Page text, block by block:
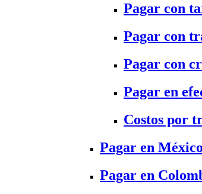
Pagar con
Pagar con
Pagar con
Pagar en
Costos por
Pagar en México
Pagar en